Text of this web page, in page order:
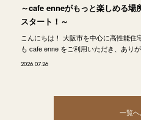
～cafe enneがもっと楽しめる場
スタート！～
こんにちは！ 大阪市を中心に高性能
も cafe enne をご利用いただき、あり
2026.07.26
一覧